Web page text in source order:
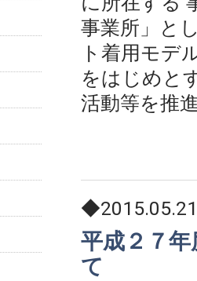
事業所」と
ト着用モデ
をはじめと
活動等を推
◆2015.05.21
平成２７
て